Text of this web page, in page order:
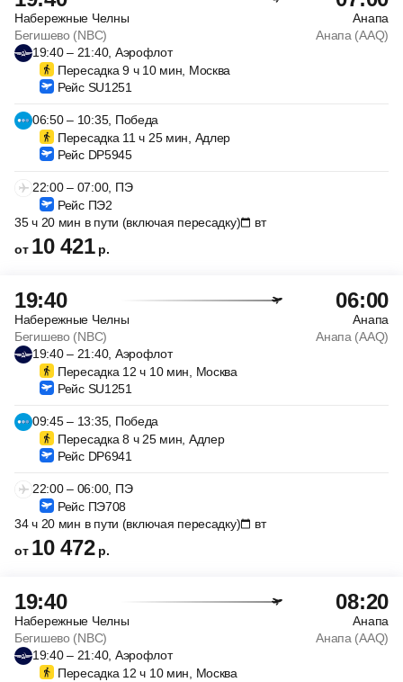
Набережные Челны
Анапа
Бегишево (NBC)
Анапа (AAQ)
19:40 – 21:40, Аэрофлот
Пересадка 9 ч 10 мин, Москва
Рейс SU1251
06:50 – 10:35, Победа
Пересадка 11 ч 25 мин, Адлер
Рейс DP5945
22:00 – 07:00, ПЭ
Рейс ПЭ2
35 ч 20 мин в пути (включая пересадку)
вт
от 10 421 р.
19:40 06:00
Набережные Челны
Анапа
Бегишево (NBC)
Анапа (AAQ)
19:40 – 21:40, Аэрофлот
Пересадка 12 ч 10 мин, Москва
Рейс SU1251
09:45 – 13:35, Победа
Пересадка 8 ч 25 мин, Адлер
Рейс DP6941
22:00 – 06:00, ПЭ
Рейс ПЭ708
34 ч 20 мин в пути (включая пересадку)
вт
от 10 472 р.
19:40 08:20
Набережные Челны
Анапа
Бегишево (NBC)
Анапа (AAQ)
19:40 – 21:40, Аэрофлот
Пересадка 12 ч 10 мин, Москва